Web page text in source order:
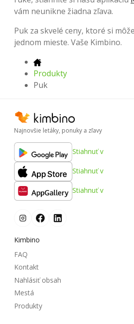
vám neunikne žiadna zľava.
Puk za skvelé ceny, ktoré si
jednom mieste. Vaše Kimbino.
Produkty
Puk
Najnovšie letáky, ponuky a zľavy
Stiahnuť v
Stiahnuť v
Stiahnuť v
Kimbino
FAQ
Kontakt
Nahlásiť obsah
Mestá
Produkty